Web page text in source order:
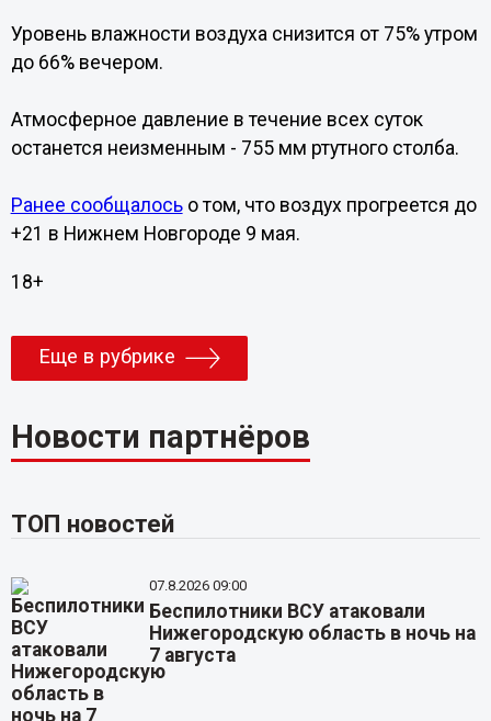
Уровень влажности воздуха снизится от 75% утром
до 66% вечером.
Атмосферное давление в течение всех суток
останется неизменным - 755 мм ртутного столба.
Ранее сообщалосьо том, что воздух прогреется до
+21 в Нижнем Новгороде 9 мая.
18+
Еще в рубрике
Новости партнёров
ТОП новостей
07.8.2026 09:00
Беспилотники ВСУ атаковали
Нижегородскую область в ночь на
7 августа